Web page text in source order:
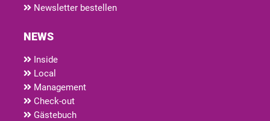
Newsletter bestellen
NEWS
Inside
Local
Management
Check-out
Gästebuch